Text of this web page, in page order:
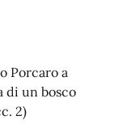
Porcaro a
di un bosco
2)